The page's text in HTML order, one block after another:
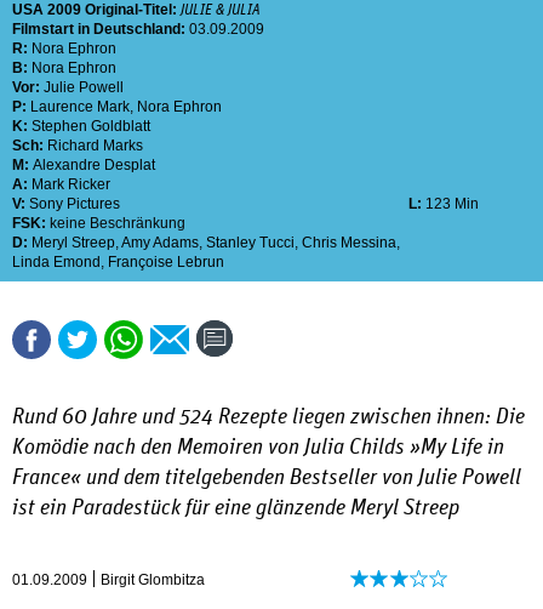
USA 2009 Original-Titel: JULIE & JULIA
Filmstart in Deutschland: 03.09.2009
R: Nora Ephron
B: Nora Ephron
Vor: Julie Powell
P: Laurence Mark, Nora Ephron
K: Stephen Goldblatt
Sch: Richard Marks
M: Alexandre Desplat
A: Mark Ricker
V: Sony Pictures L: 123 Min
FSK: keine Beschränkung
D: Meryl Streep,Amy Adams, Stanley Tucci, Chris Messina,
Linda Emond , Françoise Lebrun
Rund 60 Jahre und 524 Rezepte liegen zwischen ihnen: Die
Komödie nach den Memoiren von Julia Childs »My Life in
France« und dem titelgebenden Bestseller von Julie Powell
ist ein Paradestück für eine glänzende Meryl Streep
01.09.2009 Birgit Glombitza